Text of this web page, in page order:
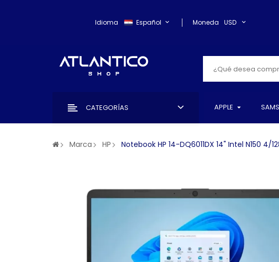
Idioma Español Moneda USD
CATEGORÍAS APPLE
Marca HP Notebook HP 14-DQ6011DX 14" Intel N150 4/